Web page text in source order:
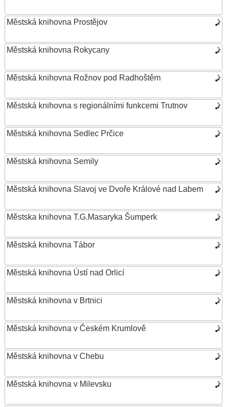
Městská knihovna Prostějov
Městská knihovna Rokycany
Městská knihovna Rožnov pod Radhoštěm
Městská knihovna s regionálními funkcemi Trutnov
Městská knihovna Sedlec Prčice
Městská knihovna Semily
Městská knihovna Slavoj ve Dvoře Králové nad Labem
Městska knihovna T.G.Masaryka Šumperk
Městská knihovna Tábor
Městská knihovna Ústí nad Orlicí
Městská knihovna v Brtnici
Městská knihovna v Českém Krumlově
Městská knihovna v Chebu
Městská knihovna v Milevsku